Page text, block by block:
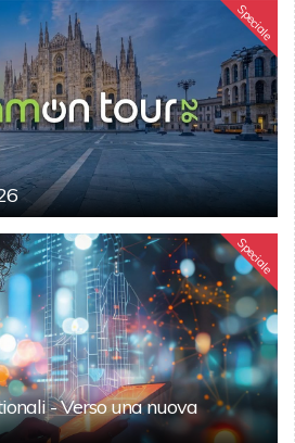
Speciale
Speciale
- Verso una nuova